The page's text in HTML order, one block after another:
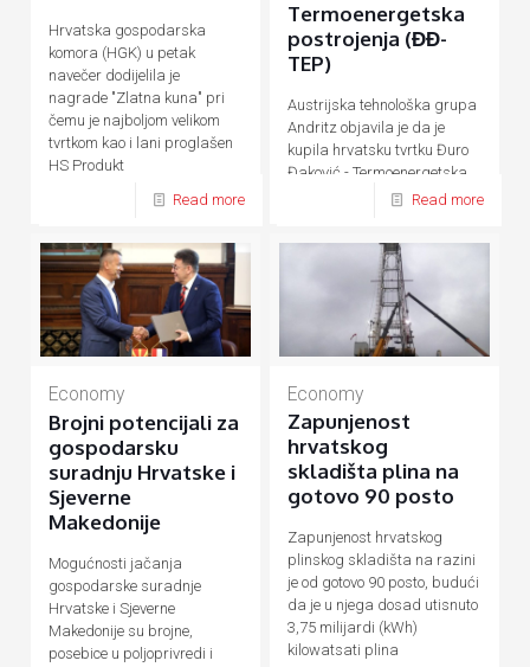
Hrvatska gospodarska
komora (HGK) u petak
navečer dodijelila je
nagrade "Zlatna kuna" pri
čemu je najboljom velikom
tvrtkom kao i lani proglašen
HS Produkt
Read more
Termoenergetska
postrojenja (ĐĐ-
TEP)
Austrijska tehnološka grupa
Andritz objavila je da je
kupila hrvatsku tvrtku Đuro
Đaković - Termoenergetska
postrojenja (ĐĐ-TEP)Read more
Economy
Brojni potencijali za
gospodarsku
suradnju Hrvatske i
Sjeverne
Makedonije
Mogućnosti jačanja
gospodarske suradnje
Hrvatske i Sjeverne
Makedonije su brojne,
posebice u poljoprivredi i
Economy
Zapunjenost
hrvatskog
skladišta plina na
gotovo 90 posto
Zapunjenost hrvatskog
plinskog skladišta na razini
je od gotovo 90 posto, budući
da je u njega dosad utisnuto
3,75 milijardi (kWh)
kilowatsati plina